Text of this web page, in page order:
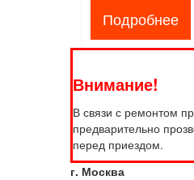
Подробнее
Внимание!
В связи с ремонтом
предварительно
перед приездом.
г. Москва